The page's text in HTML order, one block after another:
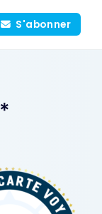
S'abonner
*